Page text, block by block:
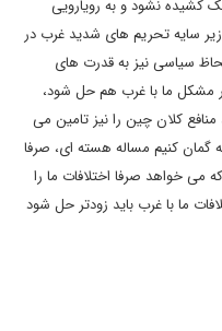
کشیده نشود و به رویارویی
سایه تحریم های شدید غرب در
سیاسی نیز به قدرت های
مشکل ما با غرب هم حل شود،
کلان چین را نیز تامین می
گمان کنیم مساله هسته ای، صرفا
می خواهد صرفا اختلافات ما را
ما با غرب باید زودتر حل شود